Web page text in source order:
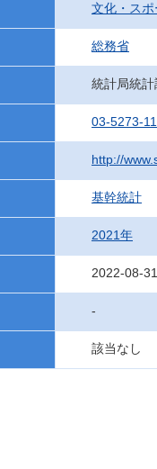
文化・ス
総務省
統計局統
03-5273-
http://
基幹統計
2021年
2022-08-
-
該当なし